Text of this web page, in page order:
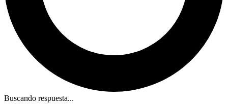
Buscando respuesta...